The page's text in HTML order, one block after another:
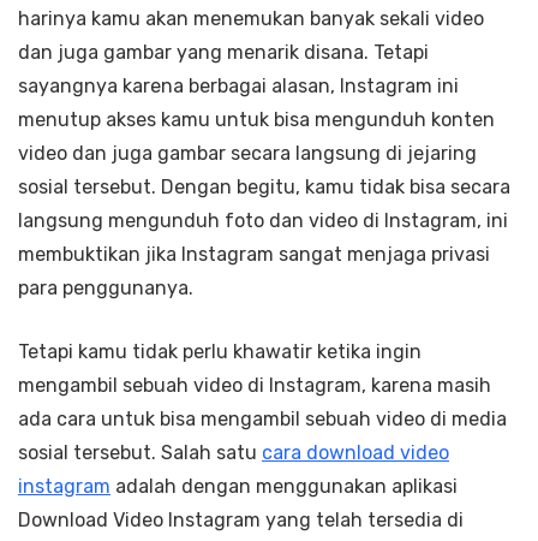
harinya kamu akan menemukan banyak sekali video
dan juga gambar yang menarik disana. Tetapi
sayangnya karena berbagai alasan, Instagram ini
menutup akses kamu untuk bisa mengunduh konten
video dan juga gambar secara langsung di jejaring
sosial tersebut. Dengan begitu, kamu tidak bisa secara
langsung mengunduh foto dan video di Instagram, ini
membuktikan jika Instagram sangat menjaga privasi
para penggunanya.
Tetapi kamu tidak perlu khawatir ketika ingin
mengambil sebuah video di Instagram, karena masih
ada cara untuk bisa mengambil sebuah video di media
sosial tersebut. Salah satu cara download video
instagram adalah dengan menggunakan aplikasi
Download Video Instagram yang telah tersedia di